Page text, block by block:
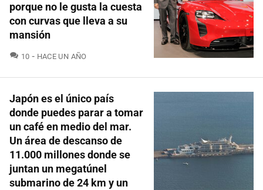
porque no le gusta la cuesta
con curvas que lleva a su
mansión
10 COMENTARIOS
HACE UN AÑO
Japón es el único país
donde puedes parar a tomar
un café en medio del mar.
Un área de descanso de
11.000 millones donde se
juntan un megatúnel
submarino de 24 km y un